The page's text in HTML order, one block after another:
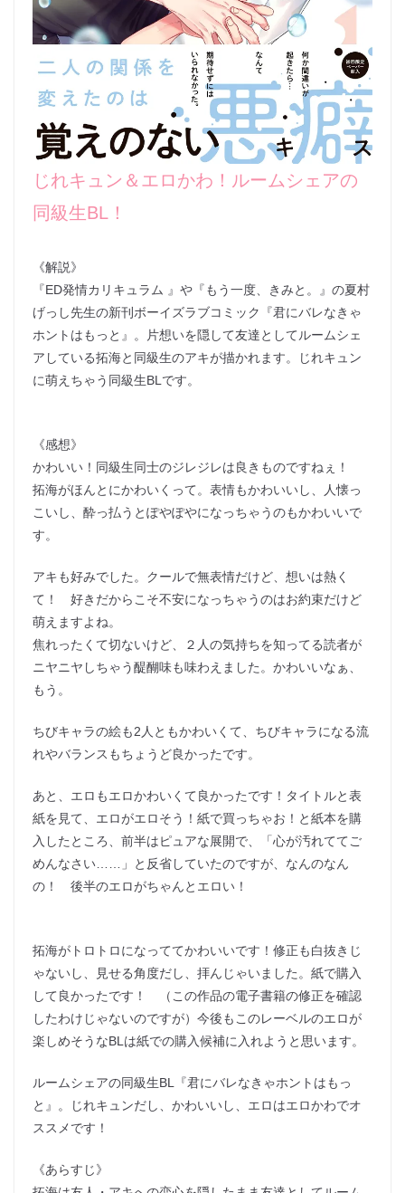
じれキュン＆エロかわ！ルームシェアの
同級生BL！
《解説》
『ED発情カリキュラム 』や『もう一度、きみと。』の夏村
げっし先生の新刊ボーイズラブコミック『君にバレなきゃ
ホントはもっと』。片想いを隠して友達としてルームシェ
アしている拓海と同級生のアキが描かれます。じれキュン
に萌えちゃう同級生BLです。
《感想》
かわいい！同級生同士のジレジレは良きものですねぇ！
拓海がほんとにかわいくって。表情もかわいいし、人懐っ
こいし、酔っ払うとぽやぽやになっちゃうのもかわいいで
す。
アキも好みでした。クールで無表情だけど、想いは熱く
て！ 好きだからこそ不安になっちゃうのはお約束だけど
萌えますよね。
焦れったくて切ないけど、２人の気持ちを知ってる読者が
ニヤニヤしちゃう醍醐味も味わえました。かわいいなぁ、
もう。
ちびキャラの絵も2人ともかわいくて、ちびキャラになる流
れやバランスもちょうど良かったです。
あと、エロもエロかわいくて良かったです！タイトルと表
紙を見て、エロがエロそう！紙で買っちゃお！と紙本を購
入したところ、前半はピュアな展開で、「心が汚れててご
めんなさい……」と反省していたのですが、なんのなん
の！ 後半のエロがちゃんとエロい！
拓海がトロトロになっててかわいいです！修正も白抜きじ
ゃないし、見せる角度だし、拝んじゃいました。紙で購入
して良かったです！ （この作品の電子書籍の修正を確認
したわけじゃないのですが）今後もこのレーベルのエロが
楽しめそうなBLは紙での購入候補に入れようと思います。
ルームシェアの同級生BL『君にバレなきゃホントはもっ
と』。じれキュンだし、かわいいし、エロはエロかわでオ
ススメです！
《あらすじ》